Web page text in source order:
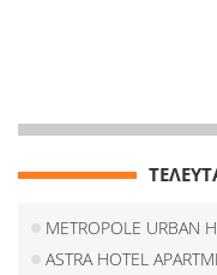
METROPOLE URBAN
ASTRA HOTEL